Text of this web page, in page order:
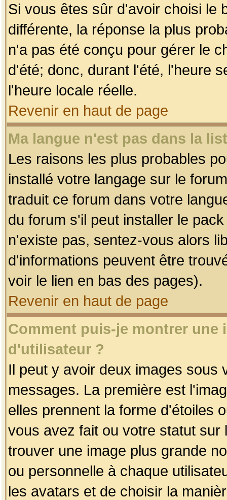
Si vous êtes sûr d'avoir choisi le
différente, la réponse la plus
n'a pas été conçu pour gérer le
d'été; donc, durant l'été, l'heure
l'heure locale réelle.
Revenir en haut de page
Ma langue n'est pas dans la
Les raisons les plus probables
installé votre langage sur le
traduit ce forum dans votre
du forum s'il peut installer le
n'existe pas, sentez-vous alors
d'informations peuvent être
voir le lien en bas des pages).
Revenir en haut de page
Comment puis-je montrer une
d'utilisateur ?
Il peut y avoir deux images sous
messages. La première est
elles prennent la forme d'étoiles
vous avez fait ou votre statut
trouver une image plus grande
ou personnelle à chaque
les avatars et de choisir la